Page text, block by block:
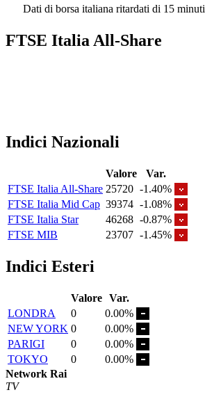
Dati di borsa italiana ritardati di 15 minuti
FTSE Italia All-Share
Indici Nazionali
Valore
Var.
FTSE Italia All-Share 25720 -1.40%
FTSE Italia Mid Cap 39374 -1.08%
FTSE Italia Star
46268 -0.87%
FTSE MIB
23707 -1.45%
Indici Esteri
Valore Var.
LONDRA
0
0.00%
NEW YORK 0
0.00%
PARIGI
0
0.00%
TOKYO
0
0.00%
Network Rai
TV